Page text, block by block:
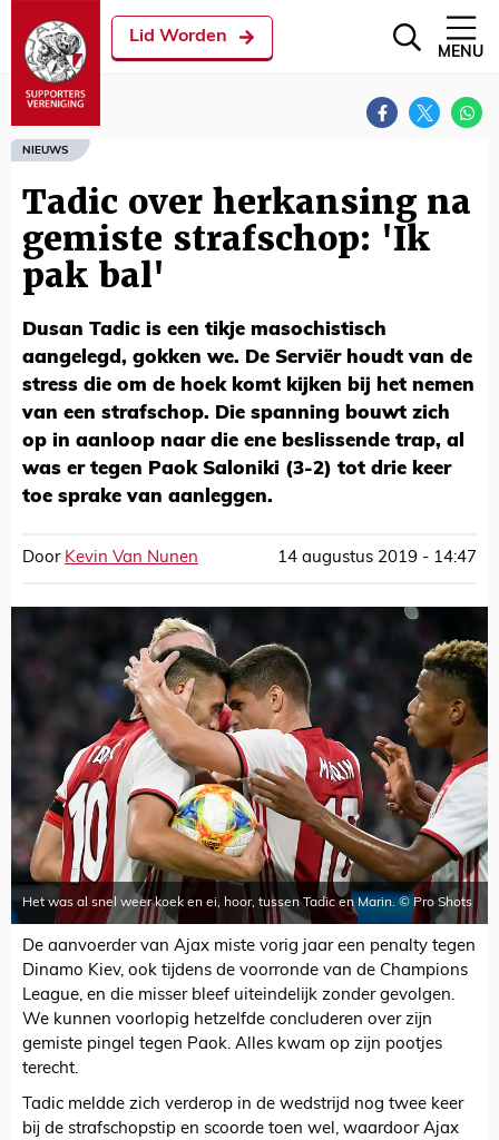
Lid Worden
MENU
NIEUWS
Tadic over herkansing na
gemiste strafschop: 'Ik
pak bal'
Dusan Tadic is een tikje masochistisch
aangelegd, gokken we. De Serviër houdt van de
stress die om de hoek komt kijken bij het nemen
van een strafschop. Die spanning bouwt zich
op in aanloop naar die ene beslissende trap, al
was er tegen Paok Saloniki (3-2) tot drie keer
toe sprake van aanleggen.
Door Kevin Van Nunen 14 augustus 2019 - 14:47
Het was al snel weer koek en ei, hoor, tussen Tadic en Marin. © Pro Shots
De aanvoerder van Ajax miste vorig jaar een penalty tegen
Dinamo Kiev, ook tijdens de voorronde van de Champions
League, en die misser bleef uiteindelijk zonder gevolgen.
We kunnen voorlopig hetzelfde concluderen over zijn
gemiste pingel tegen Paok. Alles kwam op zijn pootjes
terecht.
Tadic meldde zich verderop in de wedstrijd nog twee keer
bij de strafschopstip en scoorde toen wel, waardoor Ajax